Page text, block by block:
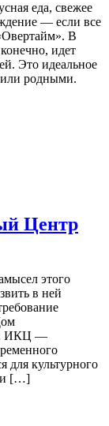
еда, свежее
— если все
В
идет
Это идеальное
или родными.
Центр
этого
в ней
ИКЦ —
для культурного
[…]